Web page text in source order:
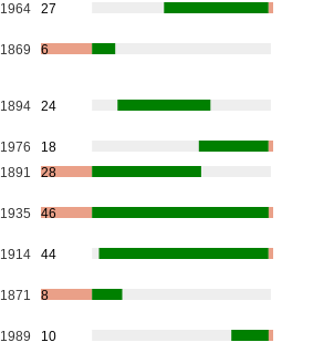
1964 27
1869 6
1894 24
1976
18
1891 28
1935 46
1914 44
1871 8
1989 10